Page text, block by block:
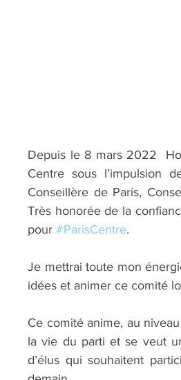
Depuis le 8 mars 2022
Centre sous l’impulsion
Conseillère de Paris,
Très honorée de la
pour #ParisCentre.
Je mettrai toute mon
idées et animer ce comité
Ce comité anime, au
la vie du parti et se veut
d’élus qui souhaitent